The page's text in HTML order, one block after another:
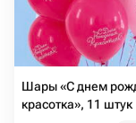
Шары «С днем
красотка», 11 штук